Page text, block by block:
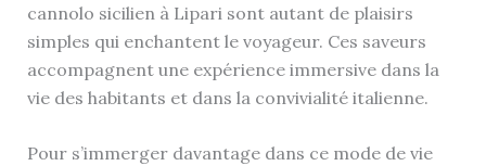
cannolo sicilien à Lipari sont autant de plaisirs
simples qui enchantent le voyageur. Ces saveurs
accompagnent une expérience immersive dans la
vie des habitants et dans la convivialité italienne.
Pour s’immerger davantage dans ce mode de vie